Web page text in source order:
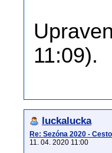
11:09).
luckalucka
Re: Sezóna 2020 -
11. 04. 2020 11:00